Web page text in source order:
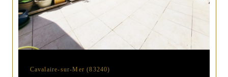
Cavalaire-sur-Mer (83240)